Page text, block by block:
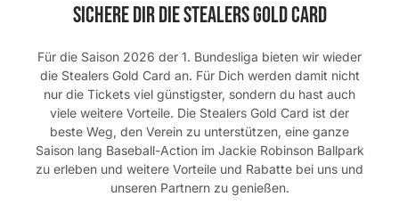
Sichere Dir die Stealers Gold Card
Für die Saison 2026 der 1. Bundesliga bieten wir wieder
die Stealers Gold Card an. Für Dich werden damit nicht
nur die Tickets viel günstigster, sondern du hast auch
viele weitere Vorteile. Die Stealers Gold Card ist der
beste Weg, den Verein zu unterstützen, eine ganze
Saison lang Baseball-Action im Jackie Robinson Ballpark
zu erleben und weitere Vorteile und Rabatte bei uns und
unseren Partnern zu genießen.